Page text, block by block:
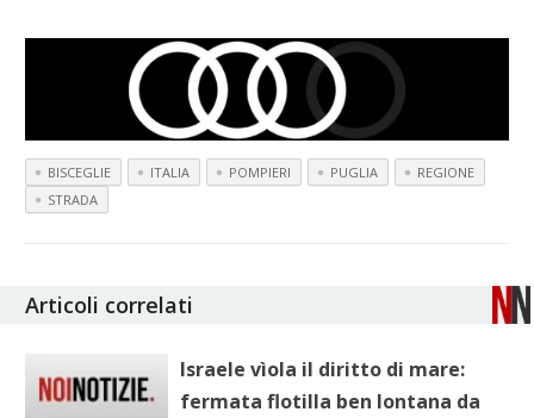
BISCEGLIE ITALIA POMPIERI PUGLIA
REGIONE
STRADA
Articoli correlati
Israele vìola il diritto di mare:
fermata flotilla ben lontana da